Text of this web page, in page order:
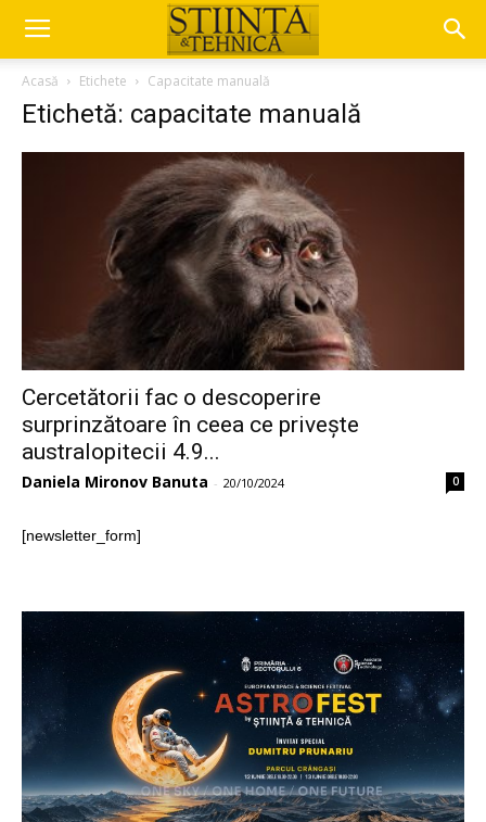
Acasă Etichete Capacitate manuală
Etichetă: capacitate manuală
Cercetătorii fac o descoperire
surprinzătoare în ceea ce privește
australopitecii 4.9...
Daniela Mironov Banuta - 20/10/2024 0
[newsletter_form]